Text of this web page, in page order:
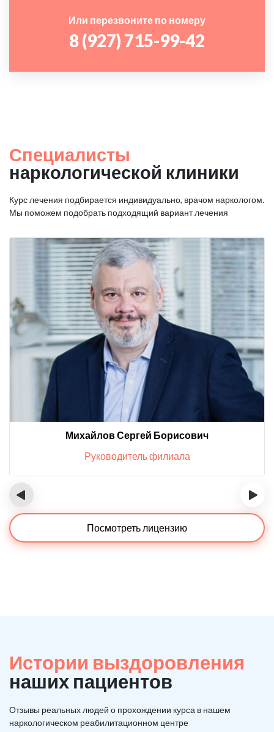
Или перезвоните по номеру
8 (927) 715-99-42
Специалисты
наркологической клиники
Курс лечения подбирается индивидуально, врачом наркологом.
Мы поможем подобрать подходящий вариант лечения
Михайлов Сергей Борисович
Руководитель филиала
‹ ›
Посмотреть лицензию
Истории выздоровления
наших пациентов
Отзывы реальных людей о прохождении курса в нашем
наркологическом реабилитационном центре